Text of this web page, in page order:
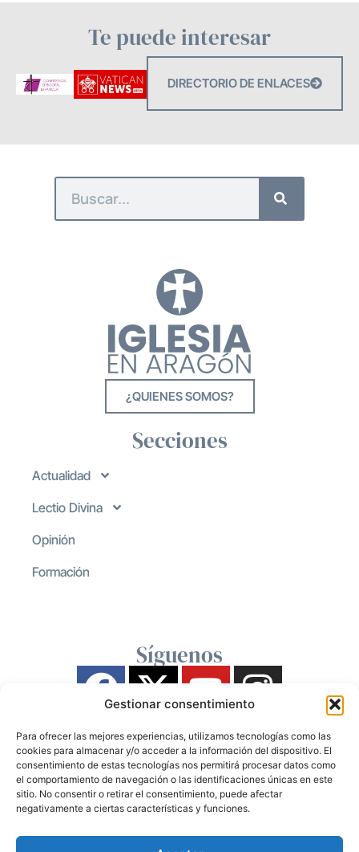
Gestionar consentimiento
Para ofrecer las mejores experiencias, utilizamos tecnologías como las
cookies para almacenar y/o acceder a la información del dispositivo. El
consentimiento de estas tecnologías nos permitirá procesar datos como
el comportamiento de navegación o las identificaciones únicas en este
sitio. No consentir o retirar el consentimiento, puede afectar
negativamente a ciertas características y funciones.
Te puede interesar
DIRECTORIO DE ENLACES
¿QUIENES SOMOS?
Secciones
Actualidad
Lectio Divina
Opinión
Formación
Síguenos